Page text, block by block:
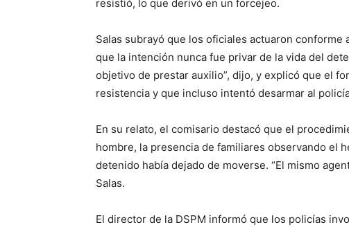
resistió, lo que derivó en un forcejeo.
Salas subrayó que los oficiales actuaron
que la intención nunca fue privar de la vida del
objetivo de prestar auxilio”, dijo, y explicó que el
resistencia y que incluso intentó desarmar al
En su relato, el comisario destacó que el
hombre, la presencia de familiares observando el
detenido había dejado de moverse. “El mismo
Salas.
El director de la DSPM informó que los policías